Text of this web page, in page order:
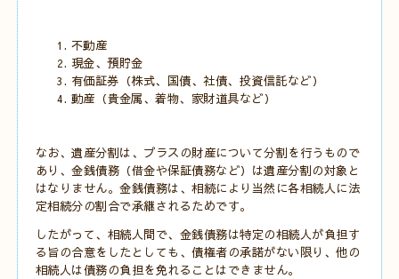
不動産
現金、預貯金
有価証券（株式、国債、社債、投資信託など）
動産（貴金属、着物、家財道具など）
なお、遺産分割は、プラスの財産について分割を行うもので
あり、金銭債務（借金や保証債務など）は遺産分割の対象と
はなりません。金銭債務は、相続により当然に各相続人に法
定相続分の割合で承継されるためです。
したがって、相続人間で、金銭債務は特定の相続人が負担す
る旨の合意をしたとしても、債権者の承諾がない限り、他の
相続人は債務の負担を免れることはできません。